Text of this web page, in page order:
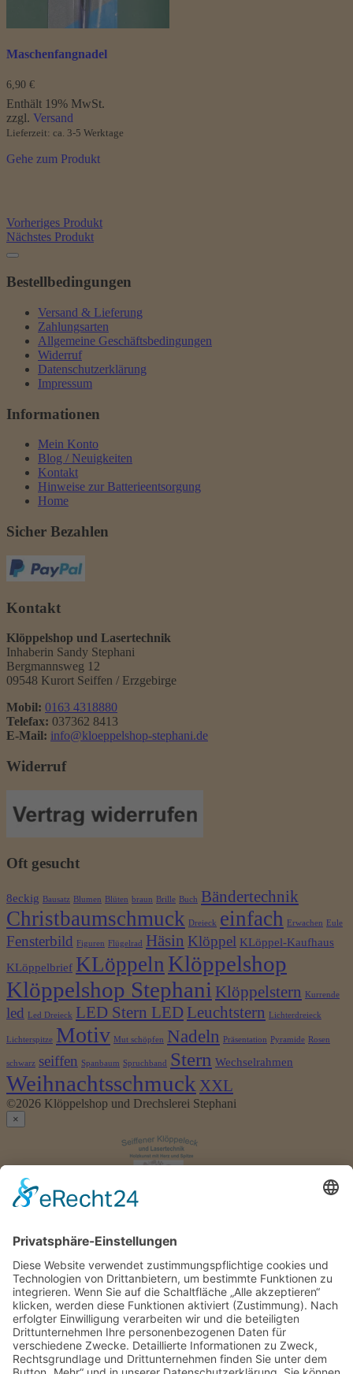
Maschenfangnadel
6,90 €
Enthält 19% MwSt.
zzgl. Versand
Lieferzeit: ca. 3-5 Werktage
Gehe zum Produkt
Vorheriges Produkt
Nächstes Produkt
Bestellbedingungen
Versand & Lieferung
Zahlungsarten
Allgemeine Geschäftsbedingungen
Widerruf
Datenschutzerklärung
Impressum
Informationen
Mein Konto
Blog / Neuigkeiten
Kontakt
Hinweise zur Batterieentsorgung
Home
Sicher Bezahlen
Kontakt
Klöppelshop und Lasertechnik
Inhaberin Sandy Stephani
Bergmannsweg 12
09548 Kurort Seiffen / Erzgebirge
Mobil: 0163 4318880
Telefax: 037362 8413
E-Mail: info@kloeppelshop-stephani.de
Widerruf
Oft gesucht
8eckig Bausatz Blumen Blüten braun Brille Buch Bändertechnik
Christbaumschmuck Dreieck einfach Erwachen Eule
Fensterbild Figuren Flügelrad Häsin Klöppel KLöppel-Kaufhaus
KLöppelbrief KLöppeln Klöppelshop
Klöppelshop Stephani Klöppelstern Kurrende
led Led Dreieck LED Stern LED Leuchtstern Lichterdreieck
Lichterspitze Motiv Mut schöpfen Nadeln Präsentation Pyramide Rosen
schwarz seiffen Spanbaum Spruchband Stern Wechselrahmen
Weihnachtsschmuck XXL
©2026 Klöppelshop und Drechslerei Stephani
×
Anmelden
Benutzername
oder
E-
Passwort*